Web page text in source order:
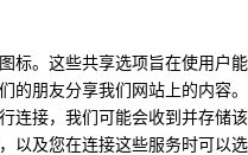
标。这些共享选项旨在使用户能
的朋友分享我们网站上的内容。
连接，我们可能会收到并存储该
以及您在连接这些服务时可以选